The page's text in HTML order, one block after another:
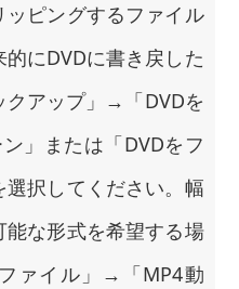
ピングするファイル
にDVDに書き戻した
クアップ」→「DVDを
」または「DVDをフ
択してください。幅
な形式を希望する場
ァイル」→「MP4動